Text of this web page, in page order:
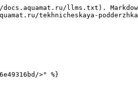
llms.txt).
tekhnicheskaya-
>" %}